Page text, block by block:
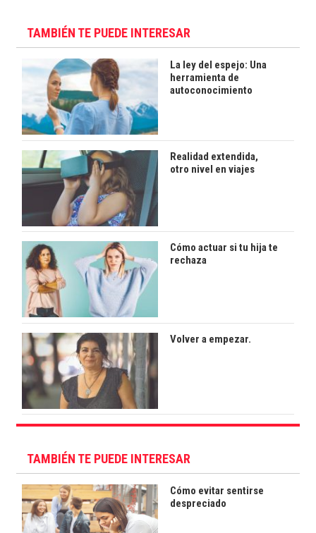
TAMBIÉN TE PUEDE INTERESAR
La ley del espejo: Una
herramienta de
autoconocimiento
Realidad extendida,
otro nivel en viajes
Cómo actuar si tu hija te
rechaza
Volver a empezar.
TAMBIÉN TE PUEDE INTERESAR
Cómo evitar sentirse
despreciado